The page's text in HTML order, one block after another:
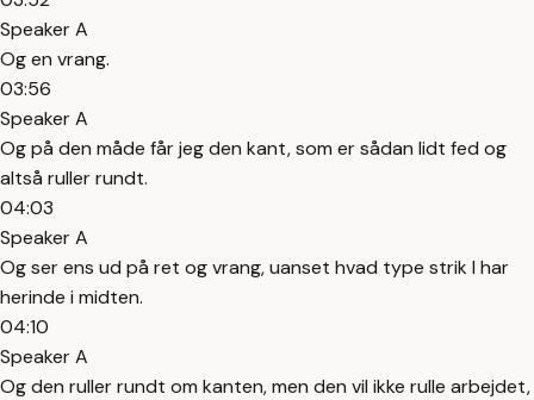
Speaker A
Og en vrang.
03:56
Speaker A
Og på den måde får jeg den kant, som er sådan lidt fed og
altså ruller rundt.
04:03
Speaker A
Og ser ens ud på ret og vrang, uanset hvad type strik I har
herinde i midten.
04:10
Speaker A
Og den ruller rundt om kanten, men den vil ikke rulle arbejdet,